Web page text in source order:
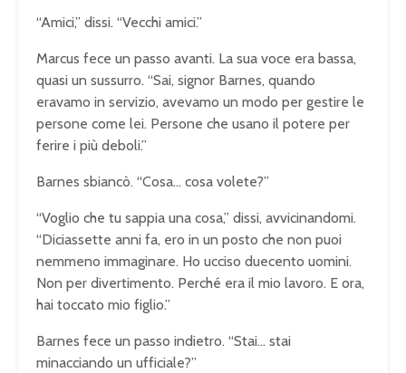
“Amici,” dissi. “Vecchi amici.”
Marcus fece un passo avanti. La sua voce era bassa,
quasi un sussurro. “Sai, signor Barnes, quando
eravamo in servizio, avevamo un modo per gestire le
persone come lei. Persone che usano il potere per
ferire i più deboli.”
Barnes sbiancò. “Cosa… cosa volete?”
“Voglio che tu sappia una cosa,” dissi, avvicinandomi.
“Diciassette anni fa, ero in un posto che non puoi
nemmeno immaginare. Ho ucciso duecento uomini.
Non per divertimento. Perché era il mio lavoro. E ora,
hai toccato mio figlio.”
Barnes fece un passo indietro. “Stai… stai
minacciando un ufficiale?”